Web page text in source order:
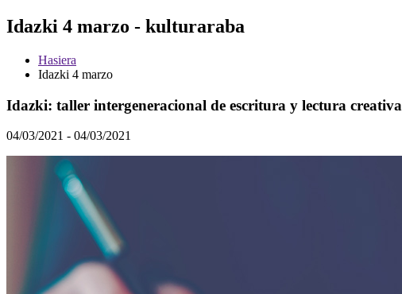
Idazki 4 marzo - kulturaraba
Hasiera
Idazki 4 marzo
Idazki: taller intergeneracional de escritura y lectura creativa
04/03/2021 - 04/03/2021